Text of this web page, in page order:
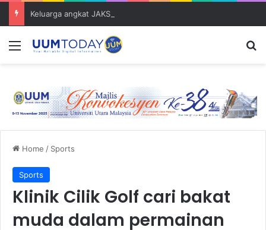
Menu
Home / Sports
Sports
Klinik Cilik Golf cari bakat
muda dalam permainan